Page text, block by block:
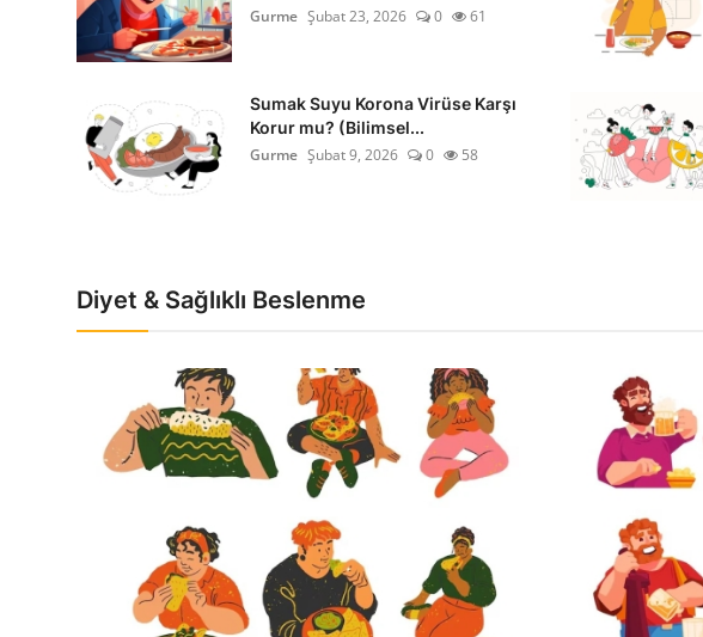
Gurme Şubat 23, 2026 0 61
Sumak Suyu Korona Virüse Karşı
Korur mu? (Bilimsel...
Gurme Şubat 9, 2026 0 58
Diyet & Sağlıklı Beslenme